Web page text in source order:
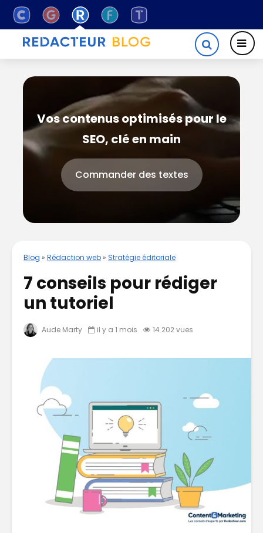
Vos contenus optimisés pour le
SEO, clé en main
Commander des textes
Blog » Rédaction web » Stratégie éditoriale
7 conseils pour rédiger
un tutoriel
Aude Marty il y a 1 mois 14 202 vues